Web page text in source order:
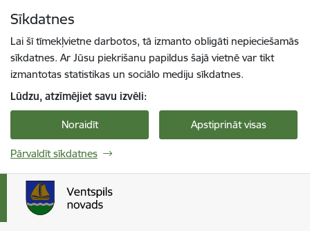
Sīkdatnes
Lai šī tīmekļvietne darbotos, tā izmanto obligāti nepieciešamās
sīkdatnes. Ar Jūsu piekrišanu papildus šajā vietnē var tikt
izmantotas statistikas un sociālo mediju sīkdatnes.
Lūdzu, atzīmējiet savu izvēli:
Noraidīt Apstiprināt visas
Pārvaldīt sīkdatnes